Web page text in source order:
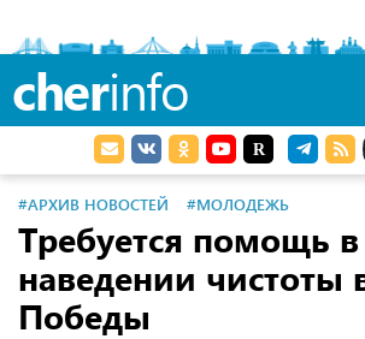
cherinfo
#АРХИВ НОВОСТЕЙ #МОЛОДЕЖЬ
Требуется помощь в
наведении чистоты
Победы